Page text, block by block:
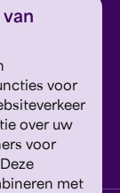
voor
over uw
voor
met